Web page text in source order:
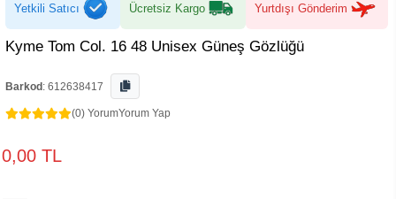
Yetkili Satıcı Ücretsiz Kargo Yurtdışı Gönderim
Kyme Tom Col. 16 48 Unisex Güneş Gözlüğü
Barkod : 612638417
(0) YorumYorum Yap
0,00 TL